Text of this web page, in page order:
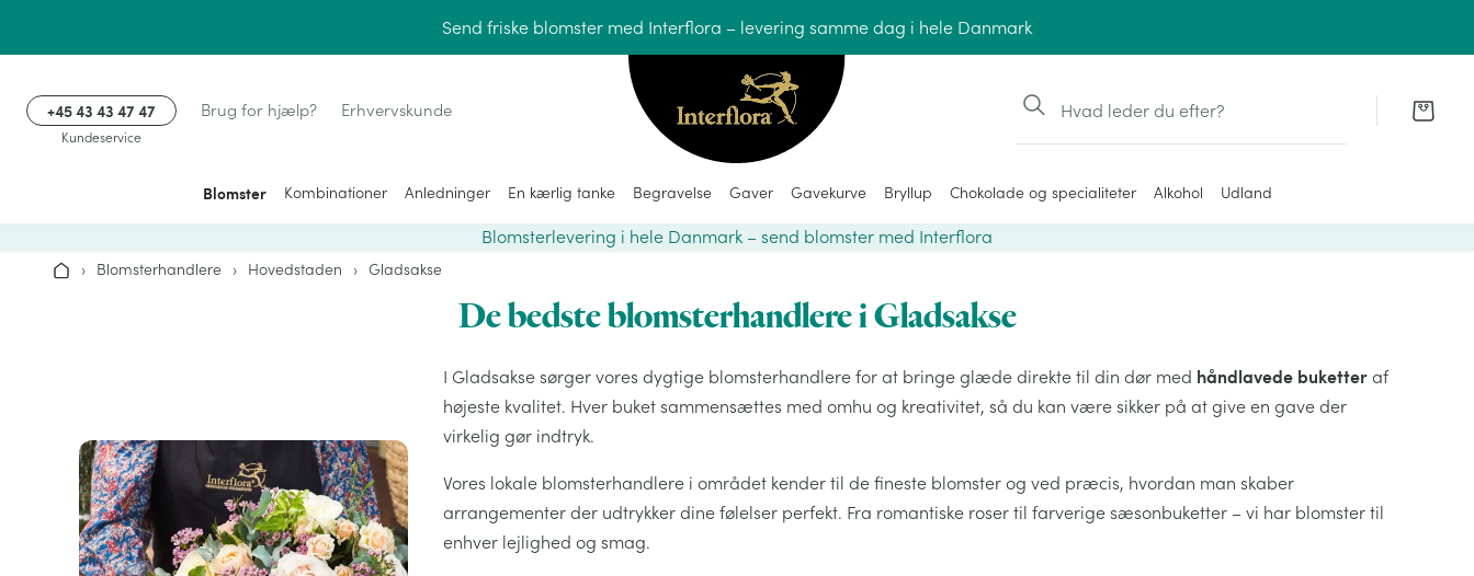
Send friske blomster med Interflora – levering samme dag i hele Danmark
+45 43 43 47 47
Kundeservice
Brug for hjælp? Erhvervskunde
Søg
Blomster Kombinationer Anledninger En kærlig tanke Begravelse Gaver Gavekurve Bryllup Chokolade og specialiteter Alkohol Udland
Blomsterlevering i hele Danmark – send blomster med Interflora
Hjem› Blomsterhandlere › Hovedstaden › Gladsakse
De bedste blomsterhandlere i Gladsakse
I Gladsakse sørger vores dygtige blomsterhandlere for at bringe glæde direkte til din dør med håndlavede buketter af
højeste kvalitet. Hver buket sammensættes med omhu og kreativitet, så du kan være sikker på at give en gave der
virkelig gør indtryk.
Vores lokale blomsterhandlere i området kender til de fineste blomster og ved præcis, hvordan man skaber
arrangementer der udtrykker dine følelser perfekt. Fra romantiske roser til farverige sæsonbuketter – vi har blomster til
enhver lejlighed og smag.